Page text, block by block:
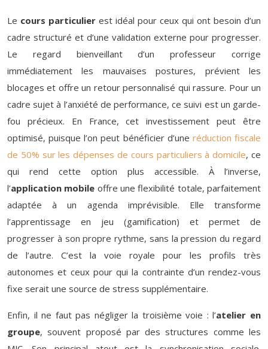
Le cours particulier est idéal pour ceux qui ont besoin d’un
cadre structuré et d’une validation externe pour progresser.
Le regard bienveillant d’un professeur corrige
immédiatement les mauvaises postures, prévient les
blocages et offre un retour personnalisé qui rassure. Pour un
cadre sujet à l’anxiété de performance, ce suivi est un garde-
fou précieux. En France, cet investissement peut être
optimisé, puisque l’on peut bénéficier d’une réduction fiscale
de 50% sur les dépenses de cours particuliers à domicile, ce
qui rend cette option plus accessible. À l’inverse,
l’application mobile offre une flexibilité totale, parfaitement
adaptée à un agenda imprévisible. Elle transforme
l’apprentissage en jeu (gamification) et permet de
progresser à son propre rythme, sans la pression du regard
de l’autre. C’est la voie royale pour les profils très
autonomes et ceux pour qui la contrainte d’un rendez-vous
fixe serait une source de stress supplémentaire.
Enfin, il ne faut pas négliger la troisième voie : l’atelier en
groupe, souvent proposé par des structures comme les